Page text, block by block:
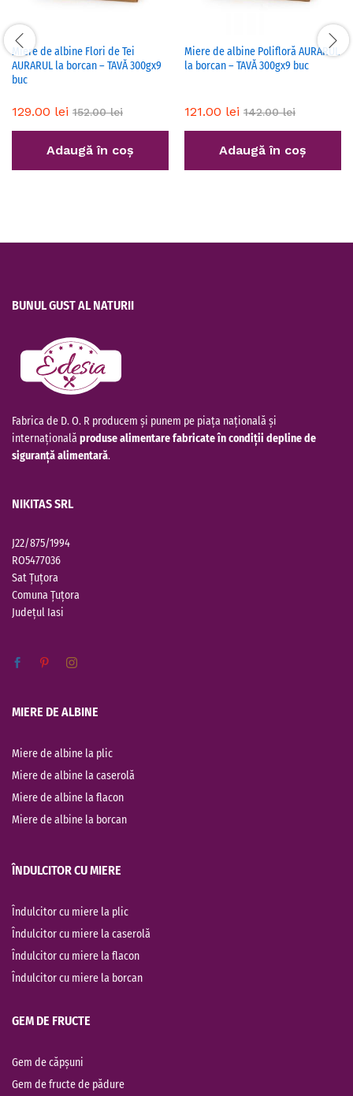
Miere de albine Flori de Tei
AURARUL la borcan – TAVĂ 300gx9
buc
129.00 lei 152.00lei
Adaugă în coș
Miere de albine Polifloră AURARUL
la borcan – TAVĂ 300gx9 buc
121.00 lei 142.00lei
Adaugă în coș
BUNUL GUST AL NATURII
Fabrica de D. O. R producem și punem pe piața națională și
internaționalăproduse alimentare fabricate în condiții depline de
siguranță alimentară.
NIKITAS SRL
J22/875/1994
RO5477036
Sat Țuțora
Comuna Țuțora
Județul Iasi
MIERE DE ALBINE
Miere de albine la plic
Miere de albine la caserolă
Miere de albine la flacon
Miere de albine la borcan
ÎNDULCITOR CU MIERE
Îndulcitor cu miere la plic
Îndulcitor cu miere la caserolă
Îndulcitor cu miere la flacon
Îndulcitor cu miere la borcan
GEM DE FRUCTE
Gem de căpșuni
Gem de fructe de pădure